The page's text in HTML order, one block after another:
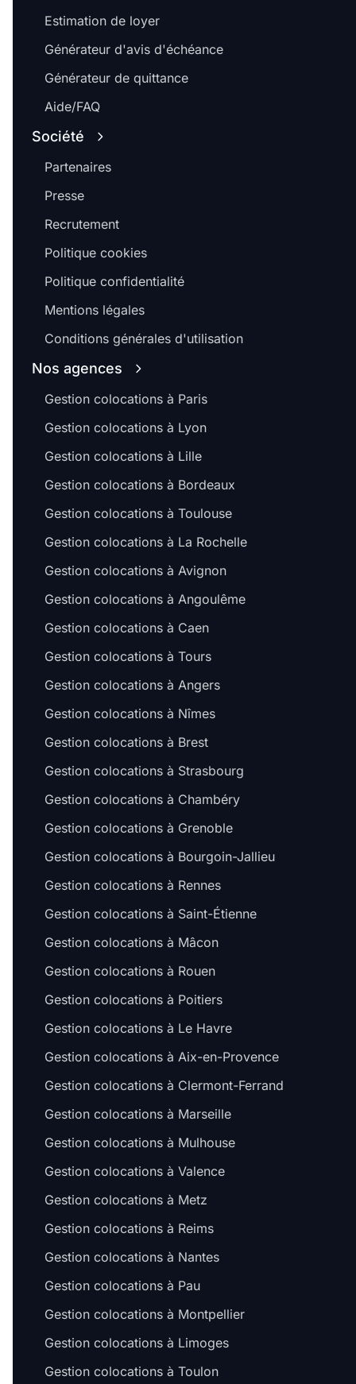
Estimation de loyer
Générateur d'avis d'échéance
Générateur de quittance
Aide/FAQ
Société
Partenaires
Presse
Recrutement
Politique cookies
Politique confidentialité
Mentions légales
Conditions générales d'utilisation
Nos agences
Gestion colocations à Paris
Gestion colocations à Lyon
Gestion colocations à Lille
Gestion colocations à Bordeaux
Gestion colocations à Toulouse
Gestion colocations à La Rochelle
Gestion colocations à Avignon
Gestion colocations à Angoulême
Gestion colocations à Caen
Gestion colocations à Tours
Gestion colocations à Angers
Gestion colocations à Nîmes
Gestion colocations à Brest
Gestion colocations à Strasbourg
Gestion colocations à Chambéry
Gestion colocations à Grenoble
Gestion colocations à Bourgoin-Jallieu
Gestion colocations à Rennes
Gestion colocations à Saint-Étienne
Gestion colocations à Mâcon
Gestion colocations à Rouen
Gestion colocations à Poitiers
Gestion colocations à Le Havre
Gestion colocations à Aix-en-Provence
Gestion colocations à Clermont-Ferrand
Gestion colocations à Marseille
Gestion colocations à Mulhouse
Gestion colocations à Valence
Gestion colocations à Metz
Gestion colocations à Reims
Gestion colocations à Nantes
Gestion colocations à Pau
Gestion colocations à Montpellier
Gestion colocations à Limoges
Gestion colocations à Toulon